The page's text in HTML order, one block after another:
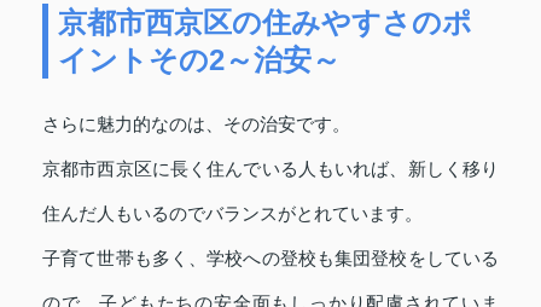
京都市西京区の住みやすさのポ
イントその2～治安～
さらに魅力的なのは、その治安です。
京都市西京区に長く住んでいる人もいれば、新しく移り
住んだ人もいるのでバランスがとれています。
子育て世帯も多く、学校への登校も集団登校をしている